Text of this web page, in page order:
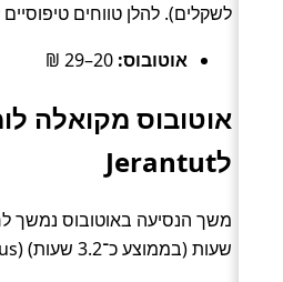
לשקלים). להלן טווחים טיפוסיים
אוטובוס:
אוטובוס מקואלה
לJerantut
שעות (בממוצע כ־3.2 שעות) (Bus).